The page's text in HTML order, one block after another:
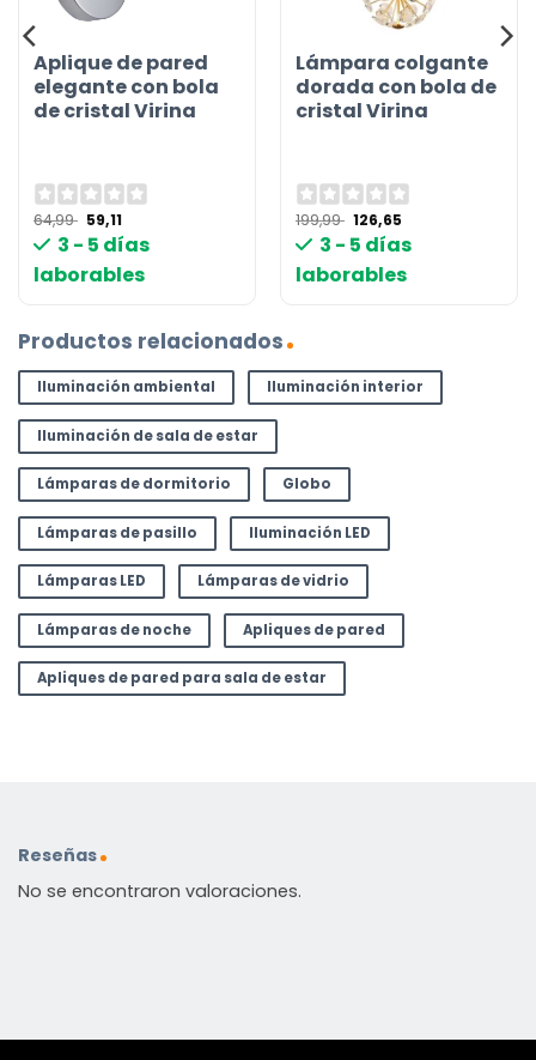
Aplique de pared
elegante con bola
de cristal Virina
64,99 El
precio
original
64,99 €.
59,11
actual
59,11 €.
3 - 5 días
laborables
Lámpara colgante
dorada con bola de
cristal Virina
199,99 El
precio
original
199,99 €.
126,65
actual
126,65 €.
3 - 5 días
laborables
Productos relacionados
Iluminación ambiental Iluminación interior
Iluminación de sala de estar
Lámparas de dormitorio Globo
Lámparas de pasillo Iluminación LED
Lámparas LED Lámparas de vidrio
Lámparas de noche Apliques de pared
Apliques de pared para sala de estar
Reseñas
No se encontraron valoraciones.